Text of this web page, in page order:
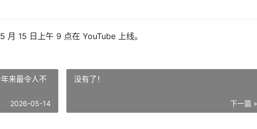
15 日上午 9 点在 YouTube 上线。
来最令人不
2026-05-14
没有了！
下一篇 »